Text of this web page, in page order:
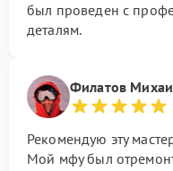
был проведен с
деталям.
Филатов
Рекомендую эту
Мой мфу был